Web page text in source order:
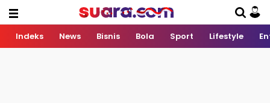
Indeks News Bisnis Bola Sport Lifestyle